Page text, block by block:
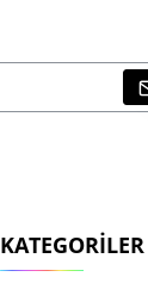
KATEGORILER